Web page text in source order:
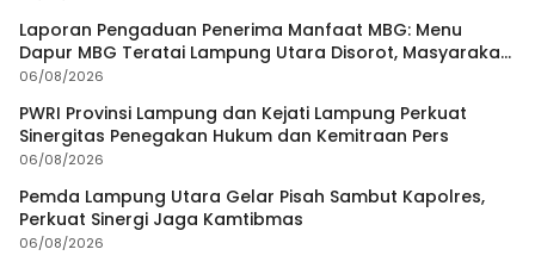
Laporan Pengaduan Penerima Manfaat MBG: Menu
Dapur MBG Teratai Lampung Utara Disorot, Masyarakat
Minta Satgas Lakukan Investigasi
06/08/2026
PWRI Provinsi Lampung dan Kejati Lampung Perkuat
Sinergitas Penegakan Hukum dan Kemitraan Pers
06/08/2026
Pemda Lampung Utara Gelar Pisah Sambut Kapolres,
Perkuat Sinergi Jaga Kamtibmas
06/08/2026